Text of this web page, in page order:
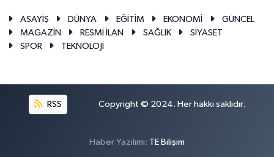
ASAYİŞ DÜNYA EĞİTİM EKONOMİ
GÜNCEL
MAGAZİN
RESMİ İLAN SAĞLIK
SİYASET
SPOR
TEKNOLOJİ
RSS Copyright © 2024. Her hakkı saklıdır.
Haber Yazılımı: TE Bilişim